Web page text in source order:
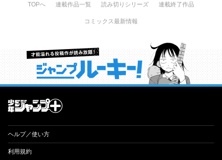
TOPへ 連載作品一覧 読み切りシリーズ 連載終了作品
コミックス最新情報
才能溢れる投稿作が読み放題！ ジャンプルーキー！
ヘルプ／使い方
利用規約